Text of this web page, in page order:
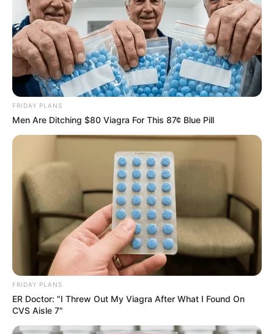
เนื้อหาที่ได้รับการโปรโมต
Top 10 Pop Divas (She's Not Number 1)
BRAINBERRIES
FRIDAY PLANS
Men Are Ditching $80 Viagra For This 87¢ Blue Pill
FRIDAY PLANS
ER Doctor: "I Threw Out My Viagra After What I Found On
CVS Aisle 7"